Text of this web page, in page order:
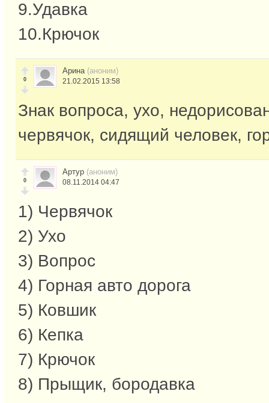
9.Удавка
10.Крючок
0
Арина (аноним)
21.02.2015 13:58
Знак вопроса, ухо,
червячок, сидящий человек,
0
Артур (аноним)
08.11.2014 04:47
1) Червячок
2) Ухо
3) Вопрос
4) Горная авто дорога
5) Ковшик
6) Кепка
7) Крючок
8) Прыщик, бородавка